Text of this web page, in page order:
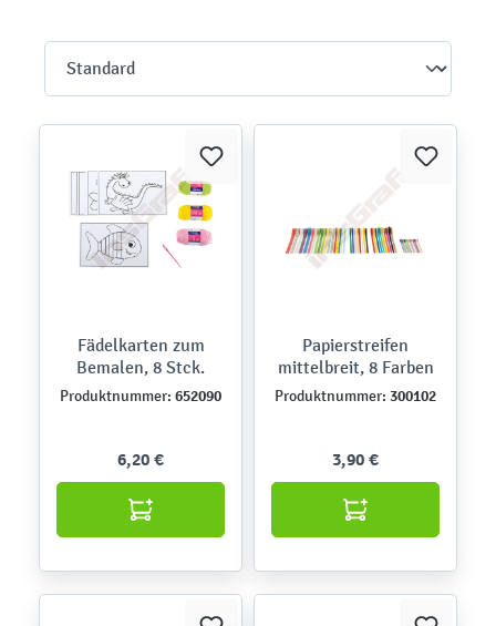
Fädelkarten zum
Bemalen, 8 Stck.
Produktnummer: 652090
6,20 €
Papierstreifen
mittelbreit, 8 Farben
Produktnummer: 300102
3,90 €